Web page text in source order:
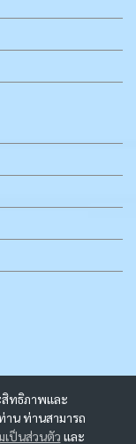
สิทธิภาพและ
าน ท่านสามารถ
เป็นส่วนตัว และ